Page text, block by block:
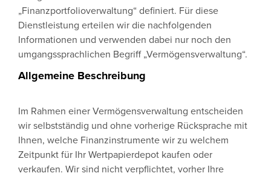
„Finanzportfolioverwaltung“ definiert. Für diese
Dienstleistung erteilen wir die nachfolgenden
Informationen und verwenden dabei nur noch den
umgangssprachlichen Begriff „Vermögensverwaltung“.
Allgemeine Beschreibung
Im Rahmen einer Vermögensverwaltung entscheiden
wir selbstständig und ohne vorherige Rücksprache mit
Ihnen, welche Finanzinstrumente wir zu welchem
Zeitpunkt für Ihr Wertpapierdepot kaufen oder
verkaufen. Wir sind nicht verpflichtet, vorher Ihre